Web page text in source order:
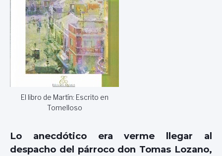
El libro de Martín: Escrito en
Tomelloso
Lo anecdótico era verme llegar al
despacho del párroco don Tomas Lozano,